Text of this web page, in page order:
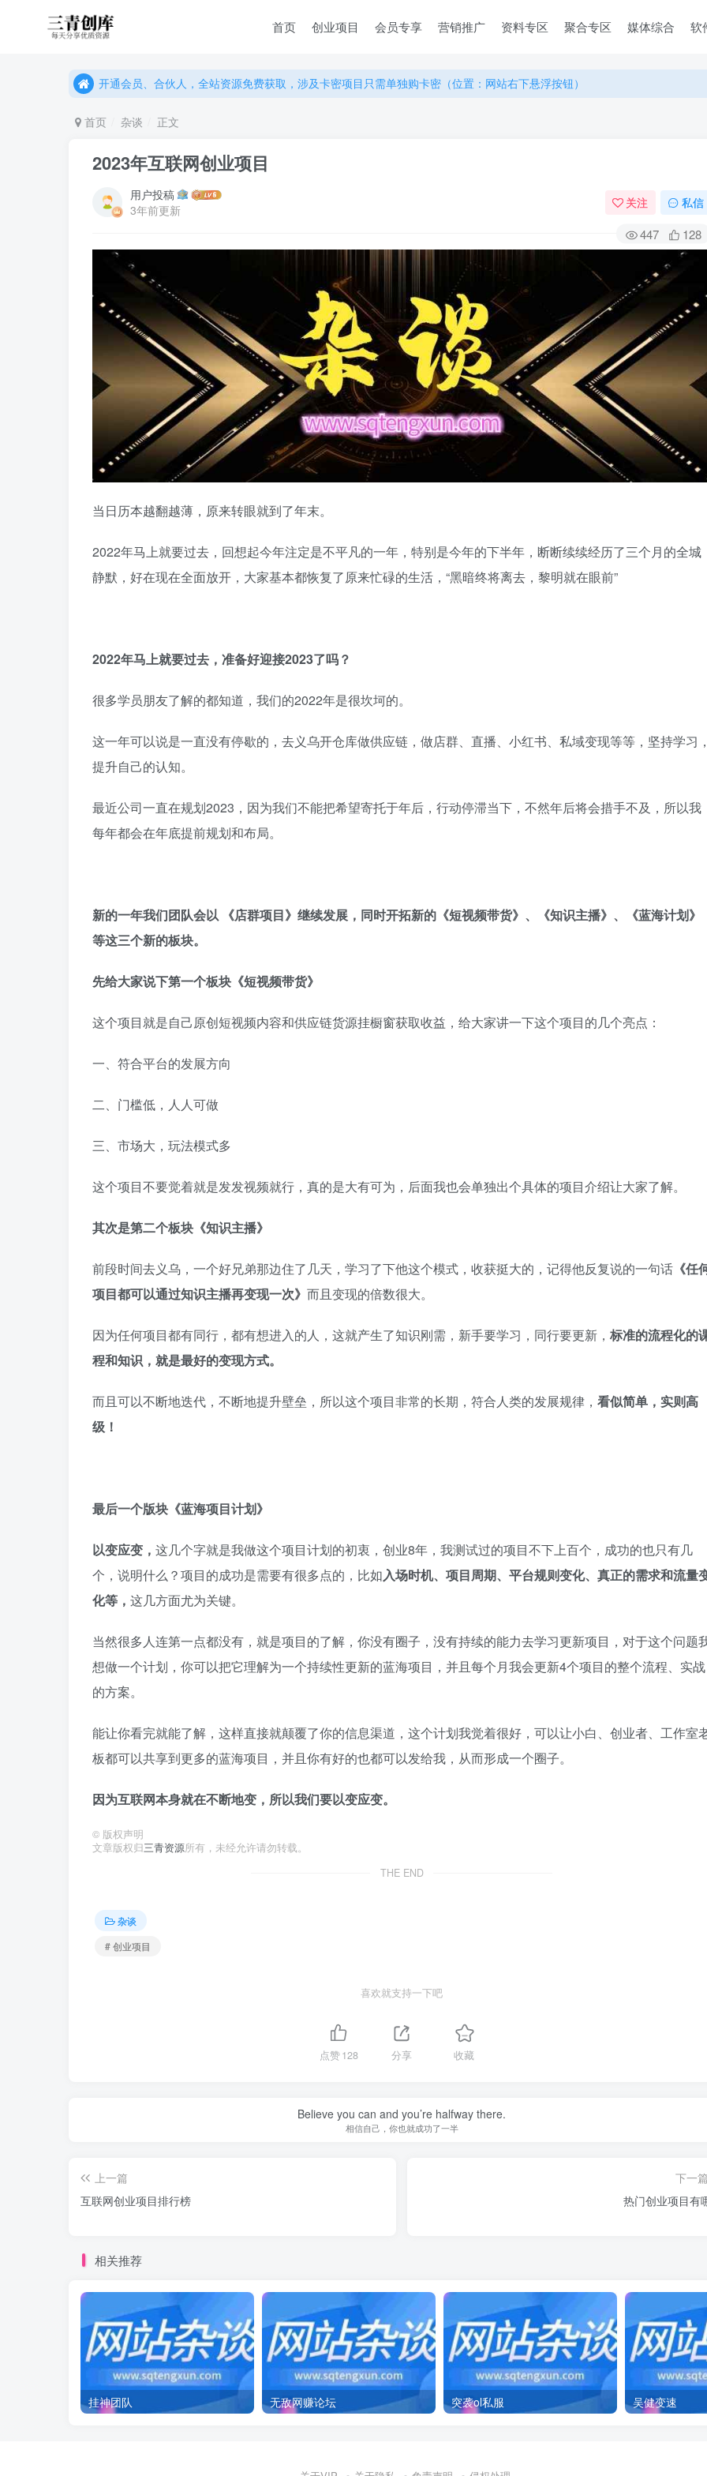
首页 创业项目 会员专享 营销推广 资料专区 聚合专区 媒体综合 软
开通会员、合伙人，全站资源免费获取，涉及卡密项目只需单独购卡密（位置：网站右下悬浮按钮）
开通会员、合伙人，全站资源免费获取，涉及卡密项目只需单独购卡密（位置：网站右下悬浮按钮）
首页 杂谈 正文
2023年互联网创业项目
用户投稿
3年前更新
关注 私信
447 128
当日历本越翻越薄，原来转眼就到了年末。
2022年马上就要过去，回想起今年注定是不平凡的一年，特别是今年的下半年，断断续续经历了三个月的全城
静默，好在现在全面放开，大家基本都恢复了原来忙碌的生活，“黑暗终将离去，黎明就在眼前”
2022年马上就要过去，准备好迎接2023了吗？
很多学员朋友了解的都知道，我们的2022年是很坎坷的。
这一年可以说是一直没有停歇的，去义乌开仓库做供应链，做店群、直播、小红书、私域变现等等，坚持学习，
提升自己的认知。
最近公司一直在规划2023，因为我们不能把希望寄托于年后，行动停滞当下，不然年后将会措手不及，所以我
每年都会在年底提前规划和布局。
新的一年我们团队会以 《店群项目》继续发展，同时开拓新的《短视频带货》、《知识主播》、《蓝海计划》
等这三个新的板块。
先给大家说下第一个板块《短视频带货》
这个项目就是自己原创短视频内容和供应链货源挂橱窗获取收益，给大家讲一下这个项目的几个亮点：
一、符合平台的发展方向
二、门槛低，人人可做
三、市场大，玩法模式多
这个项目不要觉着就是发发视频就行，真的是大有可为，后面我也会单独出个具体的项目介绍让大家了解。
其次是第二个板块《知识主播》
前段时间去义乌，一个好兄弟那边住了几天，学习了下他这个模式，收获挺大的，记得他反复说的一句话 《任
项目都可以通过知识主播再变现一次》 而且变现的倍数很大。
因为任何项目都有同行，都有想进入的人，这就产生了知识刚需，新手要学习，同行要更新， 标准的流程化的
程和知识，就是最好的变现方式。
而且可以不断地迭代，不断地提升壁垒，所以这个项目非常的长期，符合人类的发展规律， 看似简单，实则高
级！
最后一个版块《蓝海项目计划》
以变应变， 这几个字就是我做这个项目计划的初衷，创业8年，我测试过的项目不下上百个，成功的也只有几
个，说明什么？项目的成功是需要有很多点的，比如入场时机、项目周期、平台规则变化、真正的需求和流量
化等， 这几方面尤为关键。
当然很多人连第一点都没有，就是项目的了解，你没有圈子，没有持续的能力去学习更新项目，对于这个问题
想做一个计划，你可以把它理解为一个持续性更新的蓝海项目，并且每个月我会更新4个项目的整个流程、实战
的方案。
能让你看完就能了解，这样直接就颠覆了你的信息渠道，这个计划我觉着很好，可以让小白、创业者、工作室
板都可以共享到更多的蓝海项目，并且你有好的也都可以发给我，从而形成一个圈子。
因为互联网本身就在不断地变，所以我们要以变应变。
© 版权声明
文章版权归三青资源所有，未经允许请勿转载。
THE END
杂谈
# 创业项目
喜欢就支持一下吧
点赞128 分享 收藏
Believe you can and you’re halfway there.
相信自己，你也就成功了一半
上一篇
互联网创业项目排行榜
下一篇
热门创业项目有
相关推荐
挂神团队 无敌网赚论坛 突袭ol私服 吴健变速